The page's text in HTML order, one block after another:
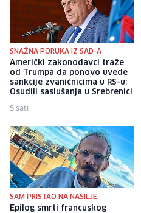
SNAŽNA PORUKA IZ SAD-A
Američki zakonodavci traže
od Trumpa da ponovo uvede
sankcije zvaničnicima u RS-u:
Osudili saslušanja u Srebrenici
5 sati
SAM PRISTAO NA NASILJE
Epilog smrti francuskog